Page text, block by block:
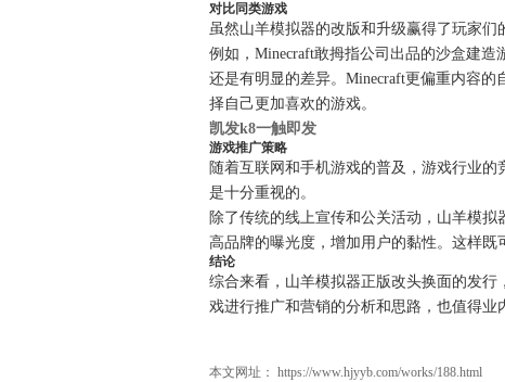
对比同类游戏
虽然山羊模拟器的改版和升级赢得了玩家们
例如，Minecraft敢拇指公司出品的沙盒建
还是有明显的差异。Minecraft更偏重内容
择自己更加喜欢的游戏。
凯发k8一触即发
游戏推广策略
随着互联网和手机游戏的普及，游戏行业
是十分重视的。
除了传统的线上宣传和公关活动，山羊模
高品牌的曝光度，增加用户的黏性。这样既
结论
综合来看，山羊模拟器正版改头换面的发
戏进行推广和营销的分析和思路，也值得业
本文网址： https://www.hjyyb.com/works/188.html